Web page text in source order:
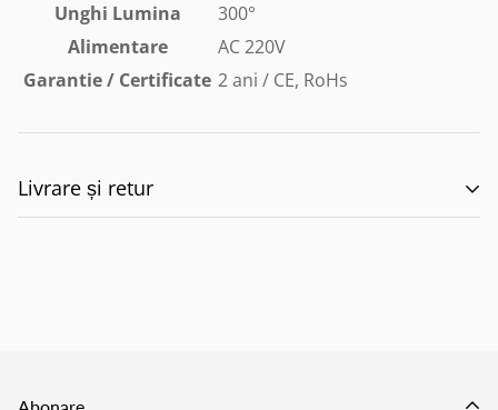
Unghi Lumina
300°
Alimentare
AC 220V
Garantie / Certificate 2 ani / CE, RoHs
Livrare și retur